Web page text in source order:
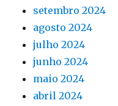
setembro 2024
agosto 2024
julho 2024
junho 2024
maio 2024
abril 2024